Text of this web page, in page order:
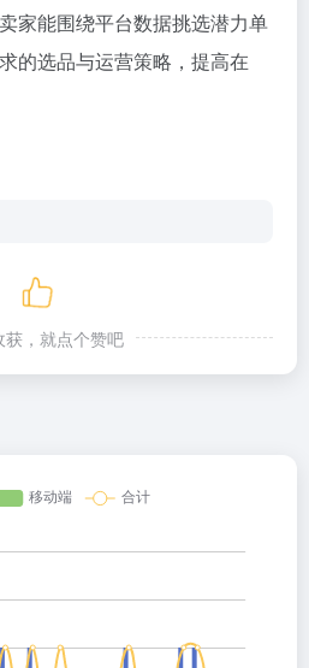
家能围绕平台数据挑选潜力单
的选品与运营策略，提高在
获，就点个赞吧